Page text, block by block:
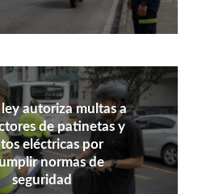
autoriza multas a
de patinetas y
eléctricas por
normas de
seguridad